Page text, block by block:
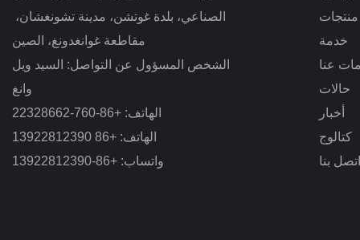
مقاطعة غوانغدونغ، الصين
الشخص المسؤول عن التواصل: السيد ويل
وانغ
الهاتف: +86-760-22328662
الهاتف: +86 13922812390
واتساب: +86-13922812390
منتجات
خدمة
عنا
حالات
أخبار
كتالوج
بنا